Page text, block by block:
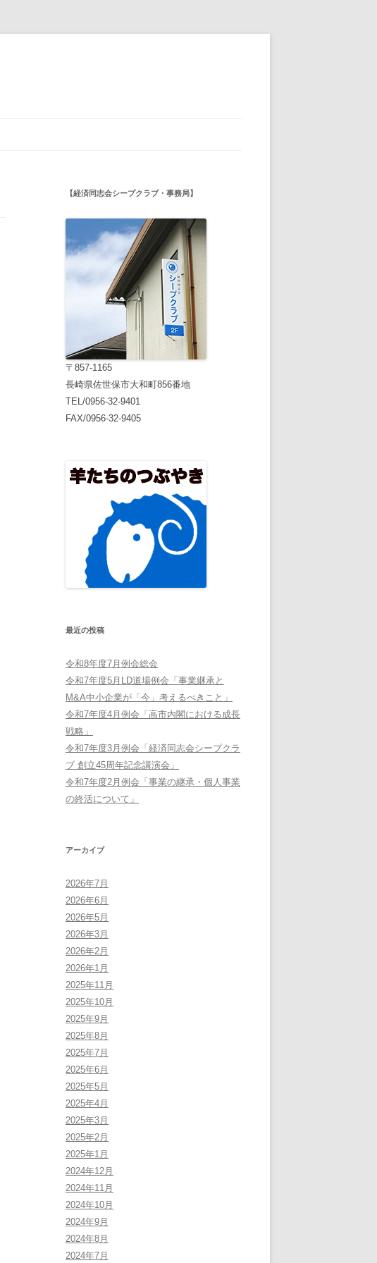
【経済同志会シープクラブ・事務局】
〒857-1165
長崎県佐世保市大和町856番地
TEL/0956-32-9401
FAX/0956-32-9405
最近の投稿
令和8年度7月例会総会
令和7年度5月LD道場例会「事業継承と
M&A中小企業が「今」考えるべきこと」
令和7年度4月例会「高市内閣における成長
戦略」
令和7年度3月例会「経済同志会シープクラ
ブ 創立45周年記念講演会」
令和7年度2月例会「事業の継承・個人事業
の終活について」
アーカイブ
2026年7月
2026年6月
2026年5月
2026年3月
2026年2月
2026年1月
2025年11月
2025年10月
2025年9月
2025年8月
2025年7月
2025年6月
2025年5月
2025年4月
2025年3月
2025年2月
2025年1月
2024年12月
2024年11月
2024年10月
2024年9月
2024年8月
2024年7月